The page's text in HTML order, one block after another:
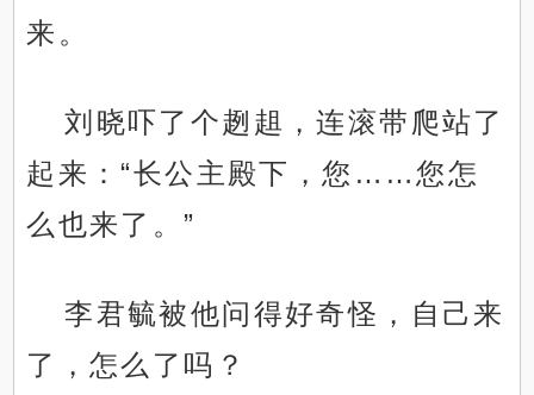
来。
刘晓吓了个趔趄，连滚带爬站了
起来：“长公主殿下，您……您怎
么也来了。”
李君毓被他问得好奇怪，自己来
了，怎么了吗？